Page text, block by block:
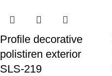
Profile decorative
polistiren exterior
SLS-219